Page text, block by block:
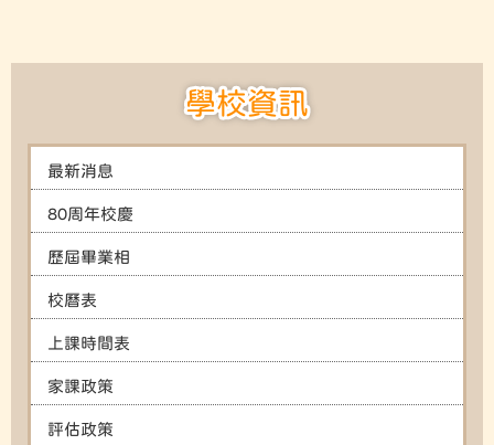
學校資訊
最新消息
80周年校慶
歷屆畢業相
校曆表
上課時間表
家課政策
評估政策